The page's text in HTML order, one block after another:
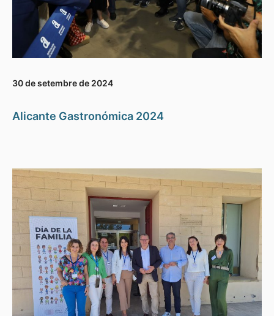
30 de setembre de 2024
Alicante Gastronómica 2024